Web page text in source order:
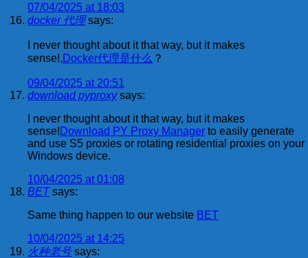
07/04/2025 at 18:03
docker 代理 says:
I never thought about it that way, but it makes
sense!, Docker代理是什么 ？
09/04/2025 at 20:51
download pyproxy says:
I never thought about it that way, but it makes
sense! Download PY Proxy Manager to easily generate
and use S5 proxies or rotating residential proxies on your
Windows device.
10/04/2025 at 01:08
BET says:
Same thing happen to our website BET
10/04/2025 at 14:25
火种老号 says: